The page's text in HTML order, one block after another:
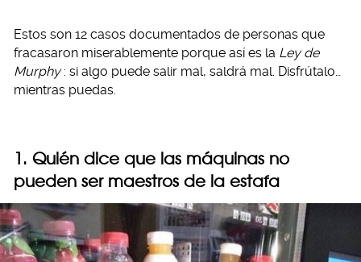
Estos son 12 casos documentados de personas que
fracasaron miserablemente porque así es la Ley de
Murphy : si algo puede salir mal, saldrá mal. Disfrútalo…
mientras puedas.
1. Quién dice que las máquinas no
pueden ser maestros de la estafa